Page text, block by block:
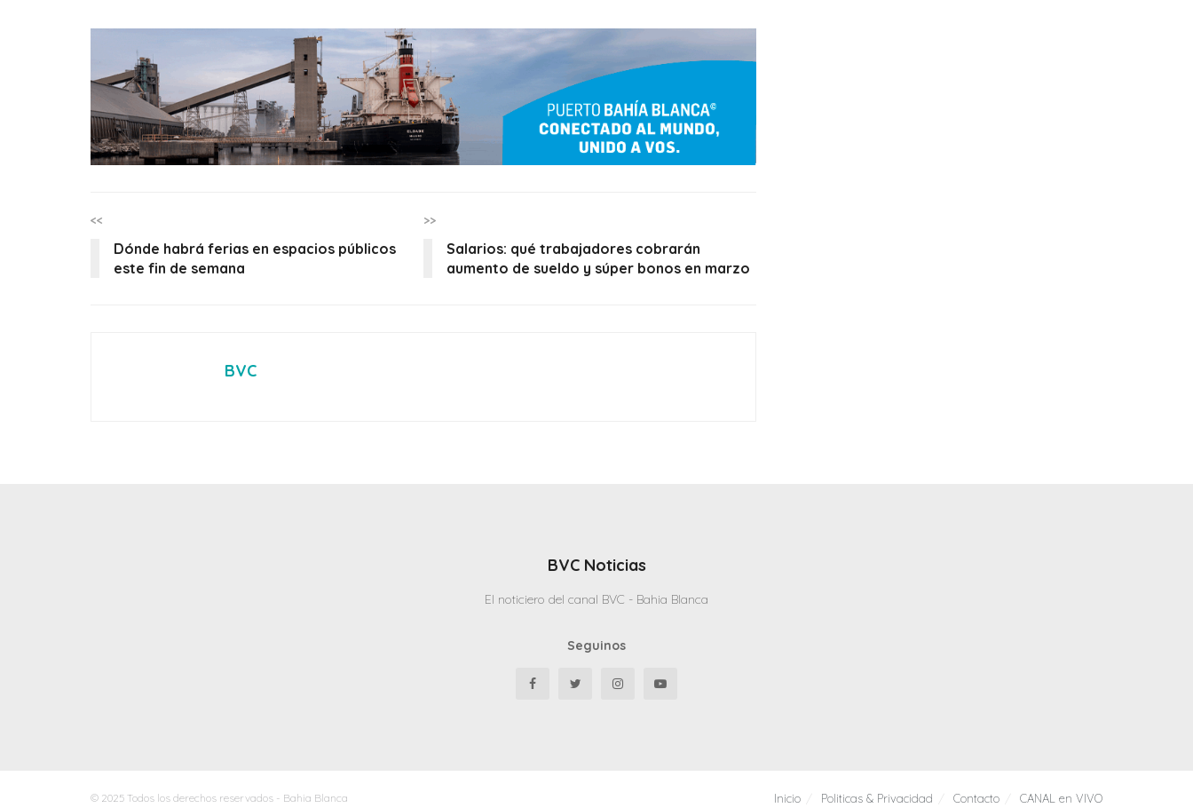
<<
Dónde habrá ferias en espacios públicos
este fin de semana
>>
Salarios: qué trabajadores cobrarán
aumento de sueldo y súper bonos en marzo
BVC
BVC Noticias
El noticiero del canal BVC - Bahia Blanca
Seguinos
Inicio Politicas & Privacidad Contacto CANAL en VIVO
© 2025 Todos los derechos reservados - Bahia Blanca